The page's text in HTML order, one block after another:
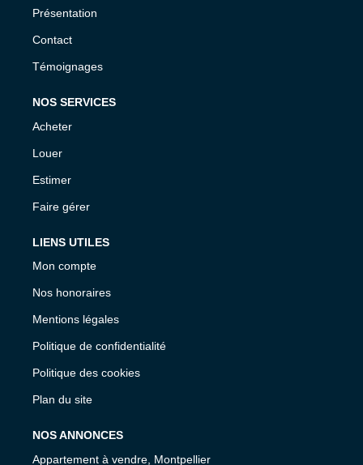
Présentation
Contact
Témoignages
NOS SERVICES
Acheter
Louer
Estimer
Faire gérer
LIENS UTILES
Mon compte
Nos honoraires
Mentions légales
Politique de confidentialité
Politique des cookies
Plan du site
NOS ANNONCES
Appartement à vendre, Montpellier